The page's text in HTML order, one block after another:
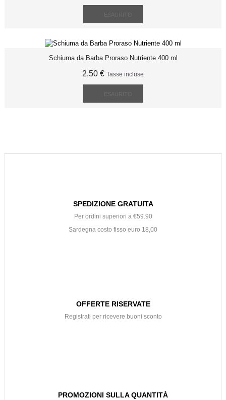
Schiuma da Barba Proraso Nutriente 400 ml
2,50 € Tasse incluse
SPEDIZIONE GRATUITA
Per ordini superiori a €59.90
Sardegna costo fisso euro 18,00
OFFERTE RISERVATE
Registrati per ricevere buoni sconto
PROMOZIONI SULLA QUANTITÀ